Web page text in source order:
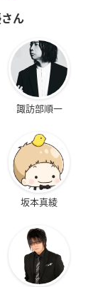
ん
諏訪部順一
坂本真綾